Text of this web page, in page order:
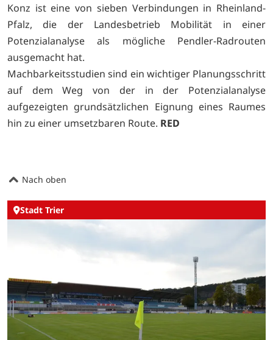
Konz ist eine von sieben Verbindungen in Rheinland-
Pfalz, die der Landesbetrieb Mobilität in einer
Potenzialanalyse als mögliche Pendler-Radrouten
ausgemacht hat.
Machbarkeitsstudien sind ein wichtiger Planungsschritt
auf dem Weg von der in der Potenzialanalyse
aufgezeigten grundsätzlichen Eignung eines Raumes
hin zu einer umsetzbaren Route. RED
Nach oben
Stadt Trier